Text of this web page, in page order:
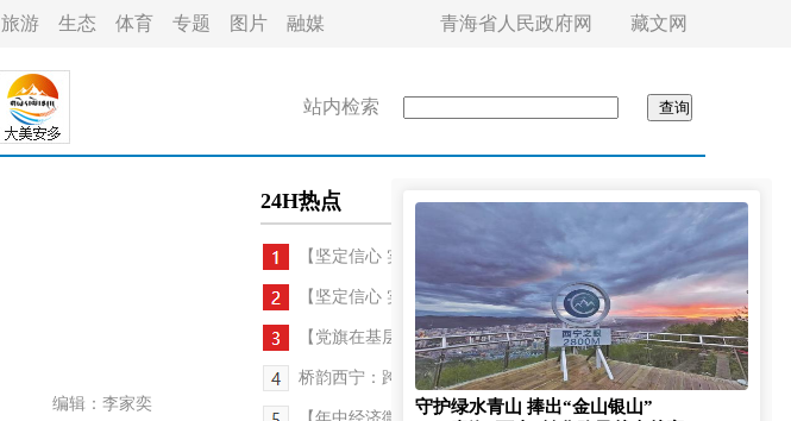
旅游 生态 体育 专题 图片 融媒 青海省人民政府网 藏文网
站内检索
编辑：李家奕
24H热点
【坚定信心 实干争先】青海化隆雄先：风光秀美...
【坚定信心 实干争先·深入学习习近平总书记考察青...
【党旗在基层一线高高飘扬】村企双向奔赴 解锁乡村...
桥韵西宁：跨越时光的城市乐章
守护绿水青山 捧出“金山银山”